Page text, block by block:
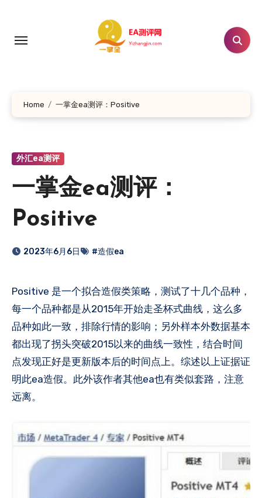
Home 一掌金ea测评：Positive
外汇ea测评
一掌金ea测评：
Positive
2023年6月6日 #造假ea
Positive 是一个拟合造假类策略，测试了十几个品种，
每一个品种都是从2015年开始走圣杯式曲线，这么多
品种如此一致，排除行情的影响；另外样本外数据基本
都出现了拐头突破2015以来的曲线一致性，结合时间
点发现正好是更新版本后的时间点上。综述以上证据证
明此ea造假。此外该作者其他ea也有类似套路，注意
远离。